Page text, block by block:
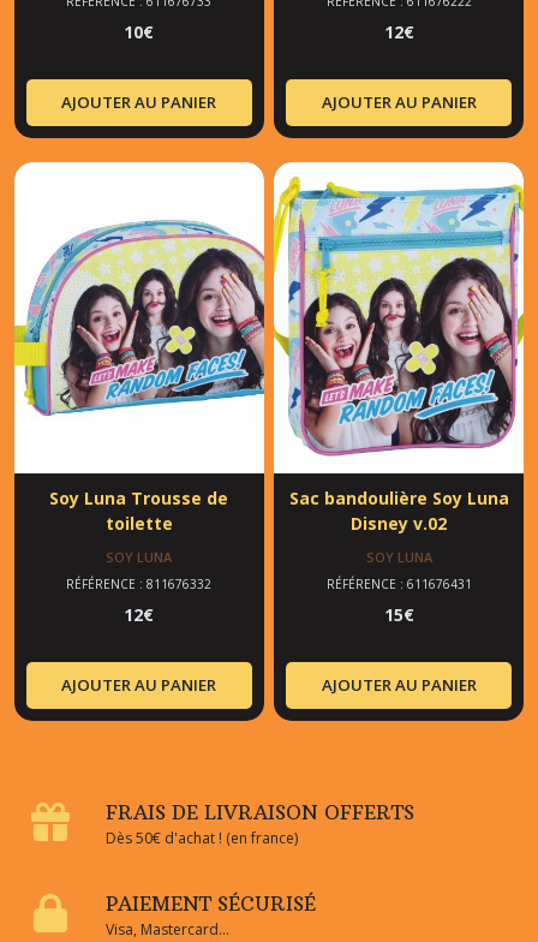
10€
AJOUTER AU PANIER
12€
AJOUTER AU PANIER
Soy Luna Trousse de
toilette
SOY LUNA
RÉFÉRENCE : 811676332
12€
AJOUTER AU PANIER
Sac bandoulière Soy Luna
Disney v.02
SOY LUNA
RÉFÉRENCE : 611676431
15€
AJOUTER AU PANIER
FRAIS DE LIVRAISON OFFERTS
Dès 50€ d'achat ! (en france)
PAIEMENT SÉCURISÉ
Visa, Mastercard...